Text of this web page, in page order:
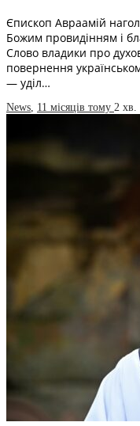
Єпископ Авраамій
Божим провидінням і
Слово владики про
повернення
— уділ…
News 11 місяців тому 2 хв.